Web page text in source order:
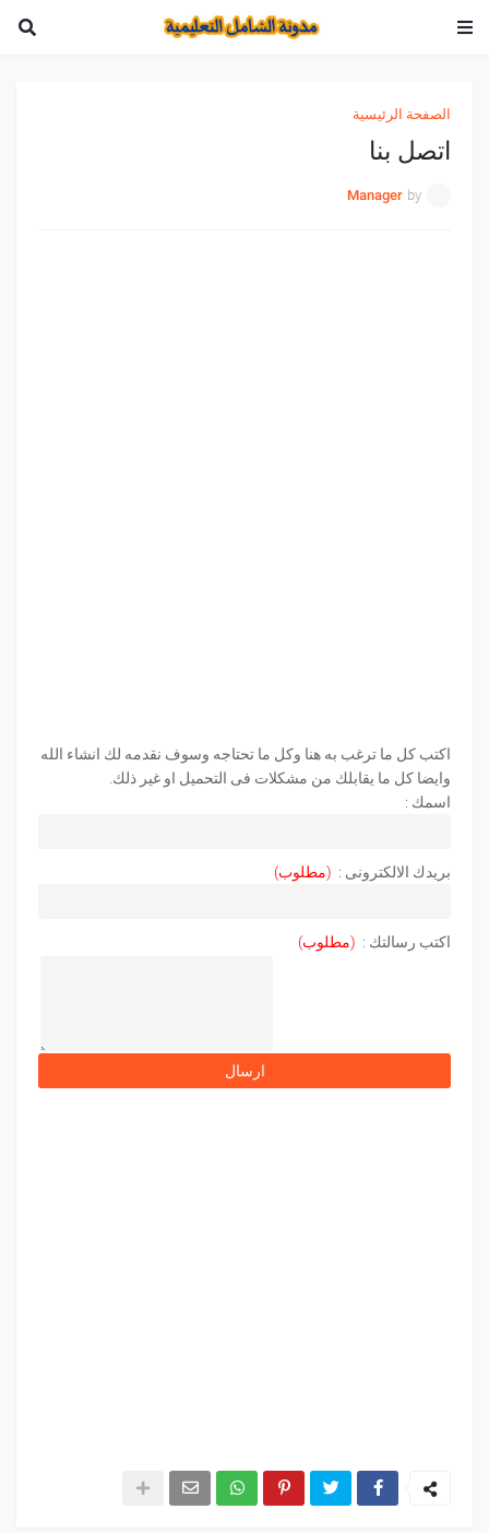
الصفحة الرئيسية
اتصل بنا
by
Manager
اكتب كل ما ترغب به هنا وكل ما تحتاجه وسوف نقدمه لك انشاء الله
وايضا كل ما يقابلك من مشكلات فى التحميل او غير ذلك.
اسمك :
بريدك الالكترونى : (مطلوب)
اكتب رسالتك : (مطلوب)